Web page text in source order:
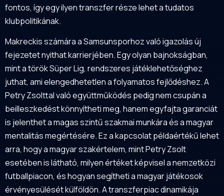
fontos, így egy ilyen transzfer része lehet a tudatos
klubpolitikának.
Makreckis számára a Samsunsporhoz való igazolás új
fejezetet nyithat karrierjében. Egy olyan bajnokságban,
mint a török Süper Lig, rendszeres játéklehetőséghez
juthat, ami elengedhetetlen a folyamatos fejlődéshez. A
Petry Zsolttal való együttműködés pedig nem csupán a
beilleszkedést könnyítheti meg, hanem egyfajta garanciát
is jelenthet a magas szintű szakmai munkára és a magyar
mentalitás megértésére. Ez a kapcsolat példaértékű lehet
arra, hogy a magyar szakértelem, mint Petry Zsolt
esetében is látható, milyen értéket képvisel a nemzetközi
futballpiacon, és hogyan segítheti a magyar játékosok
érvényesülését külföldön. A transzferpiac dinamikája